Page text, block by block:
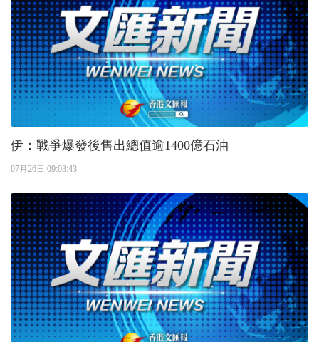
伊：戰爭爆發後售出總值逾1400億石油
07月26日 09:03:43